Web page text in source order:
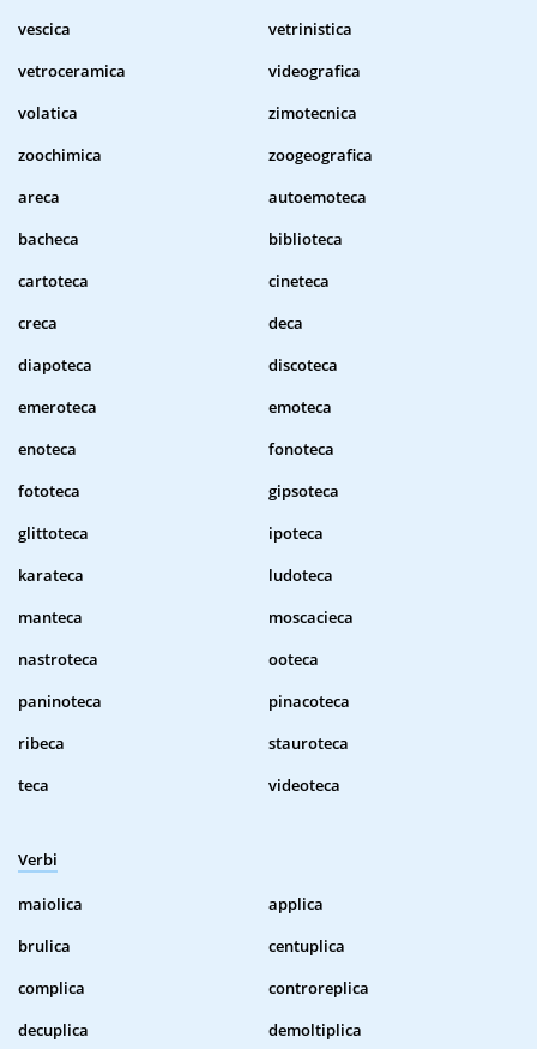
vescica
vetrinistica
vetroceramica
videografica
volatica
zimotecnica
zoochimica
zoogeografica
areca
autoemoteca
bacheca
biblioteca
cartoteca
cineteca
creca
deca
diapoteca
discoteca
emeroteca
emoteca
enoteca
fonoteca
fototeca
gipsoteca
glittoteca
ipoteca
karateca
ludoteca
manteca
moscacieca
nastroteca
ooteca
paninoteca
pinacoteca
ribeca
stauroteca
teca
videoteca
Verbi
maiolica
applica
brulica
centuplica
complica
controreplica
decuplica
demoltiplica